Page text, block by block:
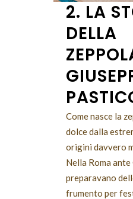
2. LA
DELLA
Come nasce la
dolce dalla
origini davvero
Nella Roma
preparavano
frumento per